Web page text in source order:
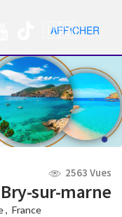
🇺🇸 Nav
2563 Vues
sur-marne
, France
AFFICHER